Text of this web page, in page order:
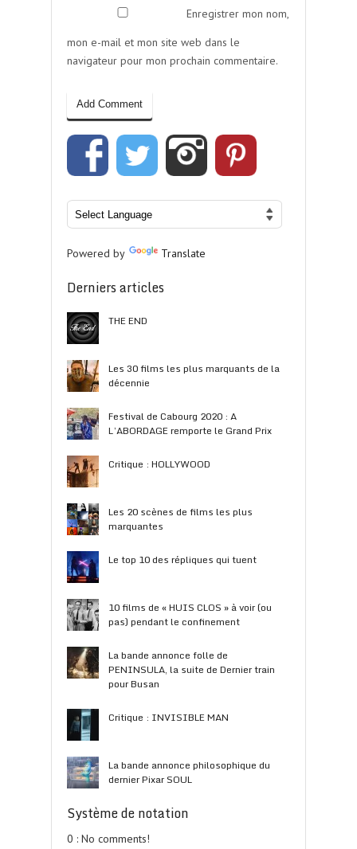
Enregistrer mon nom,
mon e-mail et mon site web dans le
navigateur pour mon prochain commentaire.
Powered by Translate
Derniers articles
THE END
Les 30 films les plus marquants de la
décennie
Festival de Cabourg 2020 : A
L’ABORDAGE remporte le Grand Prix
Critique : HOLLYWOOD
Les 20 scènes de films les plus
marquantes
Le top 10 des répliques qui tuent
10 films de « HUIS CLOS » à voir (ou
pas) pendant le confinement
La bande annonce folle de
PENINSULA, la suite de Dernier train
pour Busan
Critique : INVISIBLE MAN
La bande annonce philosophique du
dernier Pixar SOUL
Système de notation
0 : No comments!